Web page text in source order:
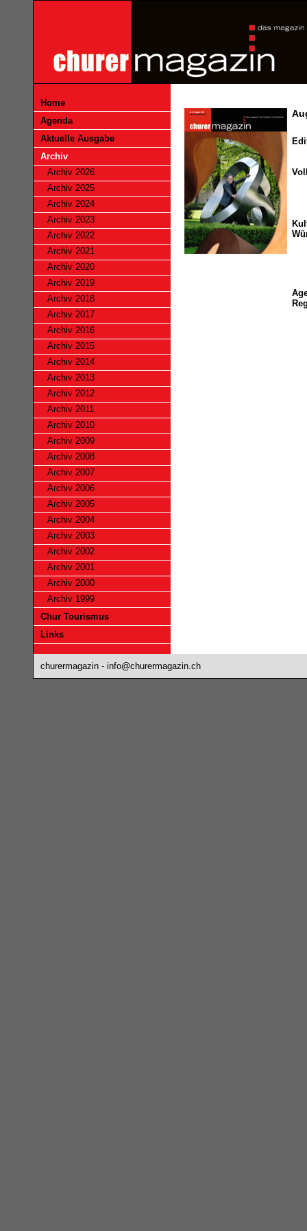
Home
Agenda
Aktuelle Ausgabe
Archiv
Archiv 2026
Archiv 2025
Archiv 2024
Archiv 2023
Archiv 2022
Archiv 2021
Archiv 2020
Archiv 2019
Archiv 2018
Archiv 2017
Archiv 2016
Archiv 2015
Archiv 2014
Archiv 2013
Archiv 2012
Archiv 2011
Archiv 2010
Archiv 2009
Archiv 2008
Archiv 2007
Archiv 2006
Archiv 2005
Archiv 2004
Archiv 2003
Archiv 2002
Archiv 2001
Archiv 2000
Archiv 1999
Chur Tourismus
Links
churermagazin - info@churermagazin.ch